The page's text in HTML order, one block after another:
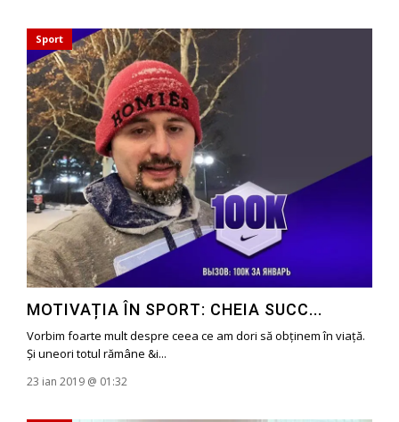
Sport
MOTIVAȚIA ÎN SPORT: CHEIA SUCC...
Vorbim foarte mult despre ceea ce am dori să obținem în viață.
Și uneori totul rămâne &i...
23 ian 2019 @ 01:32